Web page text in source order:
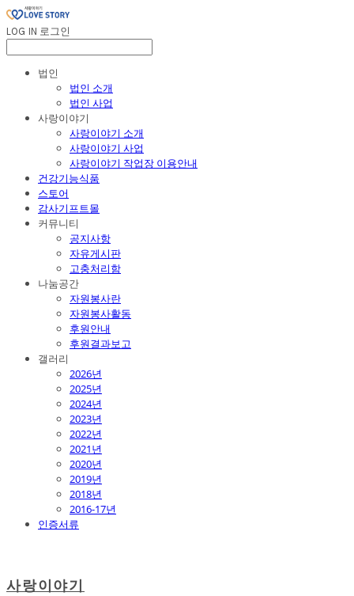
LOG IN 로그인
법인
법인 소개
법인 사업
사랑이야기
사랑이야기 소개
사랑이야기 사업
사랑이야기 작업장 이용안내
건강기능식품
스토어
감사기프트몰
커뮤니티
공지사항
자유게시판
고충처리함
나눔공간
자원봉사란
자원봉사활동
후원안내
후원결과보고
갤러리
2026년
2025년
2024년
2023년
2022년
2021년
2020년
2019년
2018년
2016-17년
인증서류
사랑이야기